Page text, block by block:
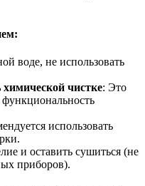
воде, не использовать
химической чистке: Это
использовать
и оставить сушиться (не
приборов).